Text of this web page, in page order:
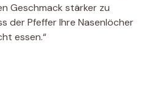
Geschmack stärker zu
der Pfeffer Ihre Nasenlöcher
essen.“